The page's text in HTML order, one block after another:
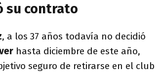
su contrato
, a los 37 años todavía no decidió
hasta diciembre de este año,
seguro de retirarse en el club